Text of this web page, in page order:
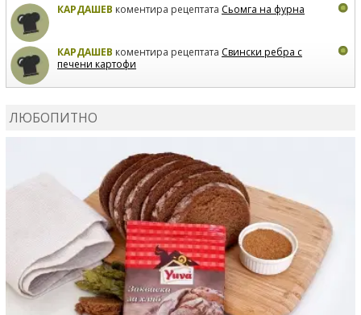
КАРДАШЕВ коментира рецептата Сьомга на фурна
КАРДАШЕВ коментира рецептата Свински ребра с
печени картофи
ЛЮБОПИТНО